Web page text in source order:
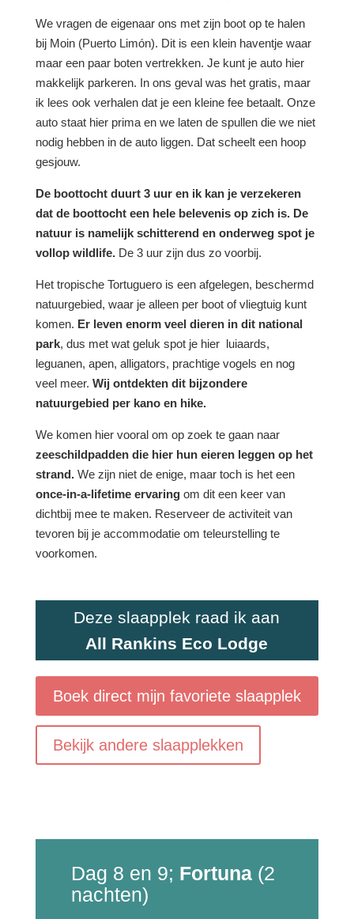
We vragen de eigenaar ons met zijn boot op te halen
bij Moin (Puerto Limón). Dit is een klein haventje waar
maar een paar boten vertrekken. Je kunt je auto hier
makkelijk parkeren. In ons geval was het gratis, maar
ik lees ook verhalen dat je een kleine fee betaalt. Onze
auto staat hier prima en we laten de spullen die we niet
nodig hebben in de auto liggen. Dat scheelt een hoop
gesjouw.
De boottocht duurt 3 uur en ik kan je verzekeren
dat de boottocht een hele belevenis op zich is. De
natuur is namelijk schitterend en onderweg spot je
vollop wildlife.De 3 uur zijn dus zo voorbij.
Het tropische Tortuguero is een afgelegen, beschermd
natuurgebied, waar je alleen per boot of vliegtuig kunt
komen. Er leven enorm veel dieren in dit national
park, dus met wat geluk spot je hier luiaards,
leguanen, apen, alligators, prachtige vogels en nog
veel meer. Wij ontdekten dit bijzondere
natuurgebied per kano en hike.
We komen hier vooral om op zoek te gaan naar
zeeschildpadden die hier hun eieren leggen op het
strand.We zijn niet de enige, maar toch is het een
once-in-a-lifetime ervaringom dit een keer van
dichtbij mee te maken. Reserveer de activiteit van
tevoren bij je accommodatie om teleurstelling te
voorkomen.
Deze slaapplek raad ik aan
All Rankins Eco Lodge
Boek direct mijn favoriete slaapplek
Bekijk andere slaapplekken
Dag 8 en 9; Fortuna (2
nachten)